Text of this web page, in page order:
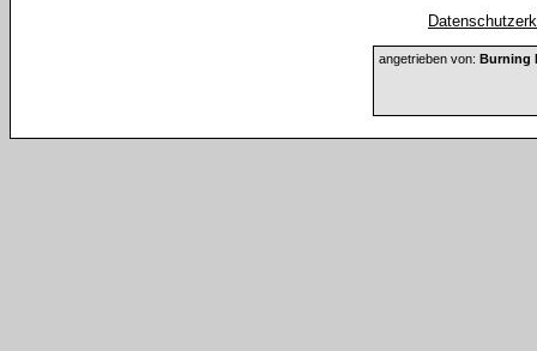
angetrieben von: Burning